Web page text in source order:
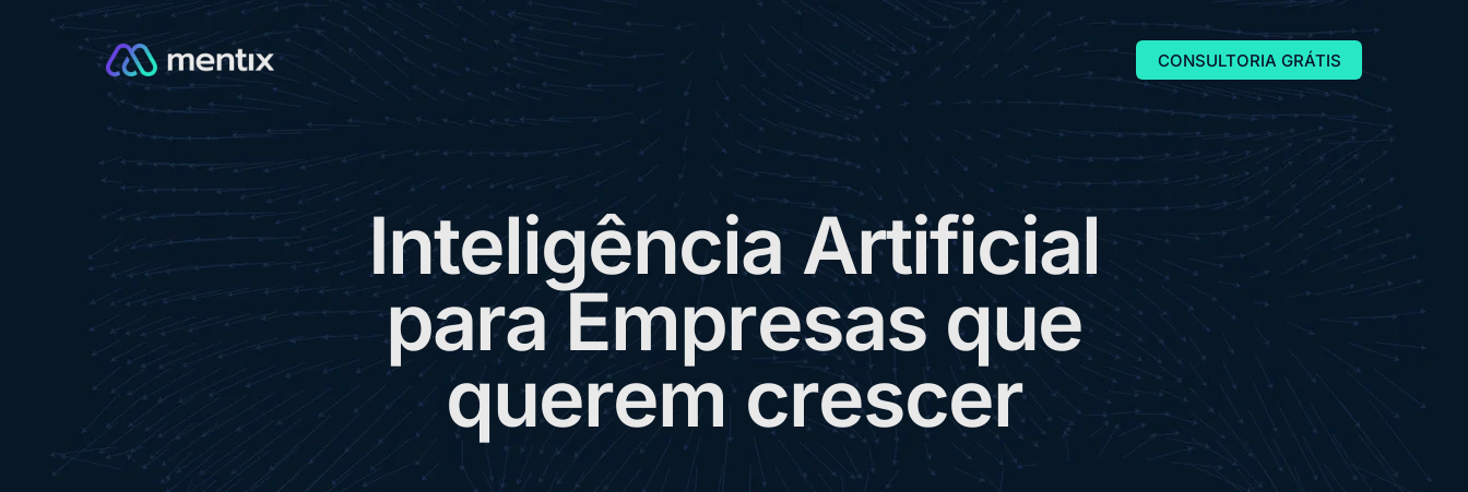
CONSULTORIA GRÁTIS
Inteligência Artificial
paraEmpresas que
querem crescer